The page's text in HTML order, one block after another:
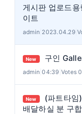
게시판 업로드
이트
admin 2023.04.29|
New 구인
admin |04:39 Votes 0
New
(파트타임
배달하실 분 구